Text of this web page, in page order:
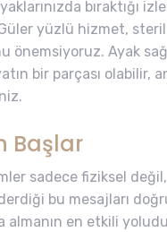
bıraktığı
yüzlü hizmet, steril
önemsiyoruz. Ayak
bir parçası olabilir,
Başlar
sadece fiziksel değil,
bu mesajları
almanın en etkili